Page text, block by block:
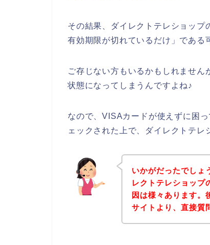
その結果、ダイレクトテレショッ
有効期限が切れているだけ」である
ご存じない方もいるかもしれませ
状態になってしまうんですよね♪
なので、VISAカードが使えずに困
ェックされた上で、ダイレクトテレ
いかがだったでしょ
レクトテレショップ
因は様々あります。
サイトより、直接質